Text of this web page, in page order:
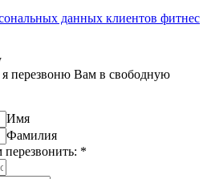
данных клиентов фитнес
перезвоню Вам в свободную
Имя
Фамилия
*